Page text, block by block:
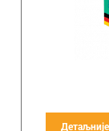
Детаљније